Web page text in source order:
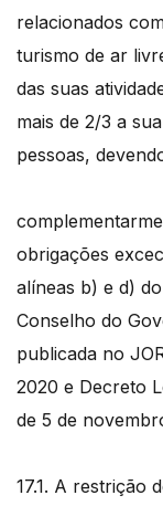
relacionados
turismo de ar
das suas
mais de 2/3 a
pessoas,
obrigações
alíneas b) e d)
Conselho do
publicada no
2020 e Decreto
de 5 de
17.1. A restrição